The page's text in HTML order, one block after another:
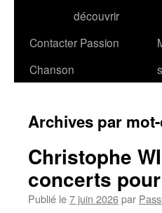
découvrir
Contacter Passion
Chanson
Archives par
Christophe
concerts
Publié le7 juin 2026par